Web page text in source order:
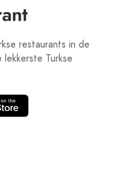
restaurants in de
Turkse